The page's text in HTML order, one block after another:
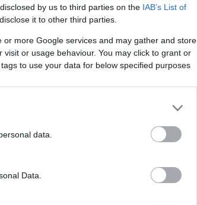
by us to third parties on the IAB’s List of
it to other third parties.
more Google services and may gather and store
or usage behaviour. You may click to grant or
to use your data for below specified purposes
data.
Data.